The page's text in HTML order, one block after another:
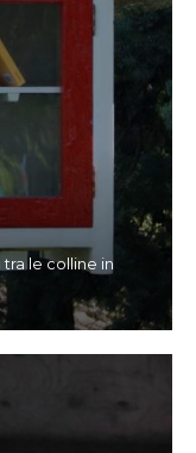
tra le colline in